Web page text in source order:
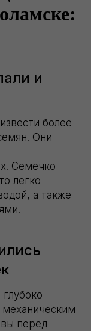
и
более
Они
Семечко
легко
а также
перед